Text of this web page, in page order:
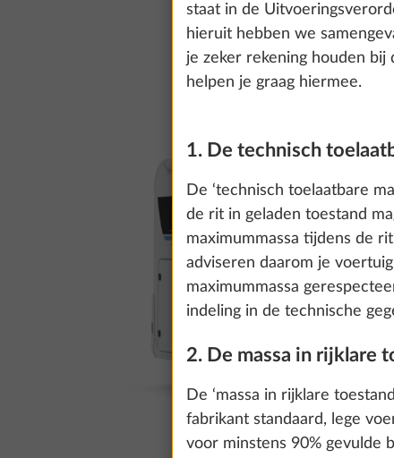
staat in de
hieruit hebben we
je zeker rekening houden
helpen je graag hiermee.
1. De technisch
De ‘technisch toelaatbare
de rit in geladen toestand
maximummassa tijdens de
adviseren daarom je
maximummassa
indeling in de technische
2. De massa in rijklare
De ‘massa in rijklare
fabrikant standaard, lege
voor minstens 90% gevulde